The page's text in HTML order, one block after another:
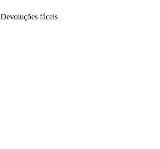
Devoluções fáceis